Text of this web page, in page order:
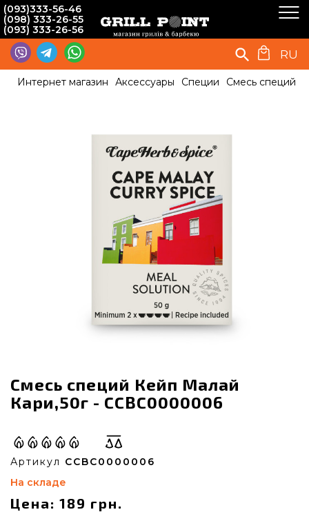
(093)333-56-46
(098) 333-26-55
(093) 333-26-56
RU
Интернет магазин Аксессуары Специи Смесь специй
Смесь специй Кейп Малай
Кари,50г - CCBC0000006
Артикул CCBC0000006
На складе
Цена: 189 грн.